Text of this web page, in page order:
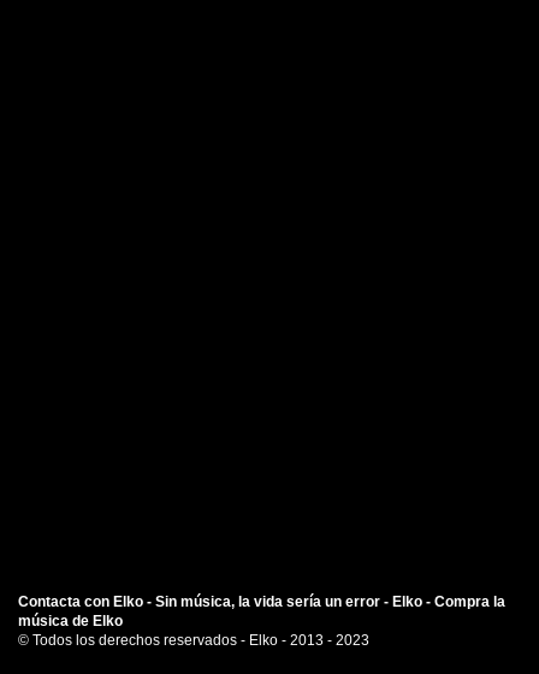
Contacta con Elko - Sin música, la vida sería un error - Elko - Compra la
música de Elko
© Todos los derechos reservados - Elko - 2013 - 2023